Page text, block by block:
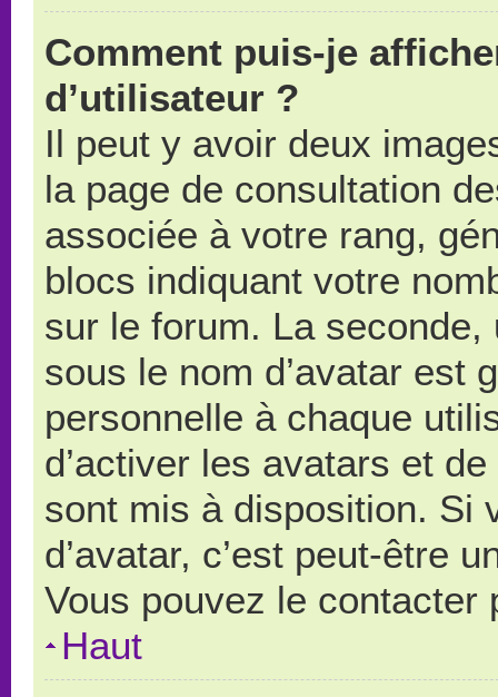
Comment puis-je
d’utilisateur ?
Il peut y avoir deux
la page de consultation
associée à votre rang,
blocs indiquant votre
sur le forum. La
sous le nom d’avatar est
personnelle à chaque
d’activer les avatars et
sont mis à disposition. Si
d’avatar, c’est peut-être
Vous pouvez le contacter
Haut